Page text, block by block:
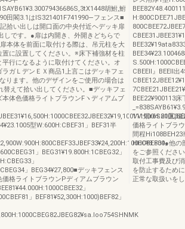
胡鮒,鮒
田閣3.1はlS321401F741990―フェンス■
拾い出しは開口面の中央付近ヘデッキ扉
しです。●扉は内開き、外開きどちらで
本体を前面に取付ける際は、吊元柱を大
置に設置してください。※床下補強材を柱
行になるように取付けてください。オ
ガＬデンＥＸ商品1上言こはデッキフェ
ります。他のデザインをご使用の場合は
替えて拾い出してください。■デッキフェ
体色価格ライトブラウンFヽディアムブ
型W:600H:CBEF31」BEF31半
』
」BEG31¥19.800H:1CBEG32」
」
」BEG34¥27,800■デッキフェンス
価格ライトブラウンPディアムブラウン
」
」BEF81¥52,300H:1000)BEF82」
CBEEll』BEEll
BEE22¥900113
111畑r6S21皿β
価格ライトブラ
間程
HH0¥8.800●他の
をご参照くださ
取付工事費及び
を防止するため
正常な取扱いを